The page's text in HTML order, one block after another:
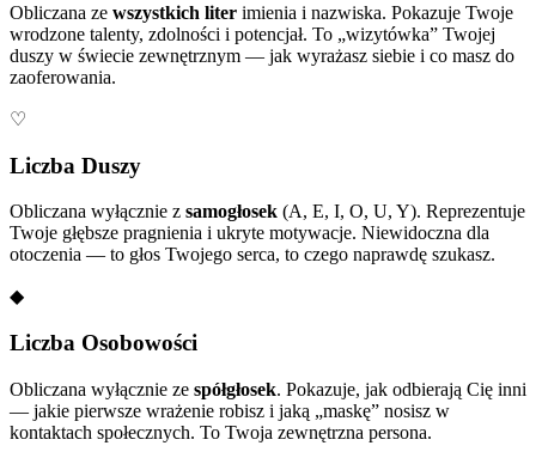
Obliczana ze wszystkich liter imienia i nazwiska. Pokazuje Twoje
wrodzone talenty, zdolności i potencjał. To „wizytówka” Twojej
duszy w świecie zewnętrznym — jak wyrażasz siebie i co masz do
zaoferowania.
♡
Liczba Duszy
Obliczana wyłącznie z samogłosek (A, E, I, O, U, Y). Reprezentuje
Twoje głębsze pragnienia i ukryte motywacje. Niewidoczna dla
otoczenia — to głos Twojego serca, to czego naprawdę szukasz.
◆
Liczba Osobowości
Obliczana wyłącznie ze spółgłosek. Pokazuje, jak odbierają Cię inni
— jakie pierwsze wrażenie robisz i jaką „maskę” nosisz w
kontaktach społecznych. To Twoja zewnętrzna persona.